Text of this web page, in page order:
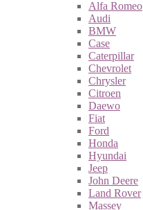
Alfa Romeo
Audi
BMW
Case
Caterpillar
Chevrolet
Chrysler
Citroen
Daewo
Fiat
Ford
Honda
Hyundai
Jeep
John Deere
Land Rover
Massey